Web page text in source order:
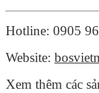
Hotline: 0905
Website:
Xem thêm các